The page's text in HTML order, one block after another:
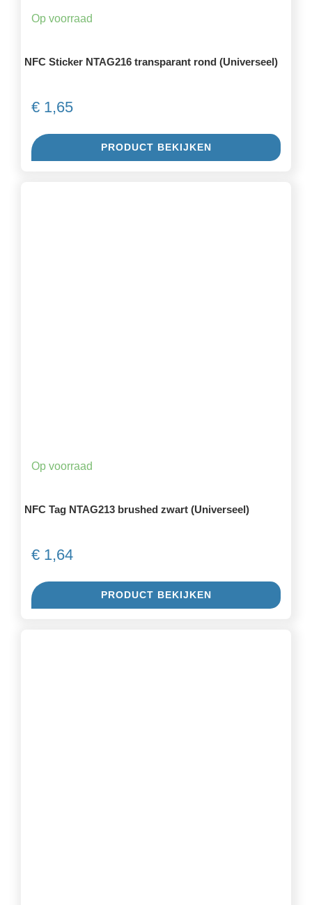
Op voorraad
NFC Sticker NTAG216 transparant rond (Universeel)
€1,65
PRODUCT BEKIJKEN
Op voorraad
NFC Tag NTAG213 brushed zwart (Universeel)
€1,64
PRODUCT BEKIJKEN